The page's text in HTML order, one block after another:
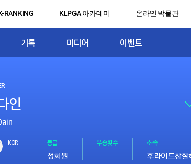
RANKING KLPGA 아카데미 온라인 박물관
기록 미디어 이벤트
KOR 등급
정회원
우승횟수 소속
후라이드참잘